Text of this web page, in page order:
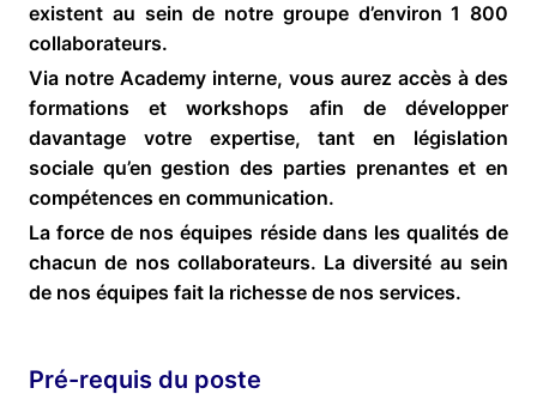
existent au sein de notre groupe d’environ 1 800
collaborateurs.
Via notre Academy interne, vous aurez accès à des
formations et workshops afin de développer
davantage votre expertise, tant en législation
sociale qu’en gestion des parties prenantes et en
compétences en communication.
La force de nos équipes réside dans les qualités de
chacun de nos collaborateurs. La diversité au sein
de nos équipes fait la richesse de nos services.
Pré-requis du poste